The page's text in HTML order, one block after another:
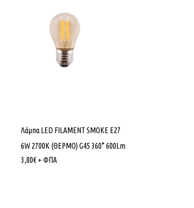
Λάμπα LED FILAMENT SMOKE E27
6W 2700K (ΘΕΡΜΟ) G45 360° 600Lm
3,80€ + ΦΠΑ